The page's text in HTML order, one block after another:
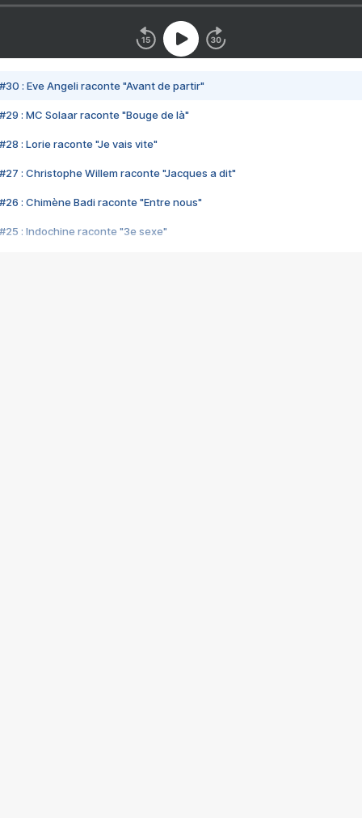
#30 : Eve Angeli raconte "Avant de partir"
#29 : MC Solaar raconte "Bouge de là"
#28 : Lorie raconte "Je vais vite"
#27 : Christophe Willem raconte "Jacques a dit"
#26 : Chimène Badi raconte "Entre nous"
#25 : Indochine raconte "3e sexe"